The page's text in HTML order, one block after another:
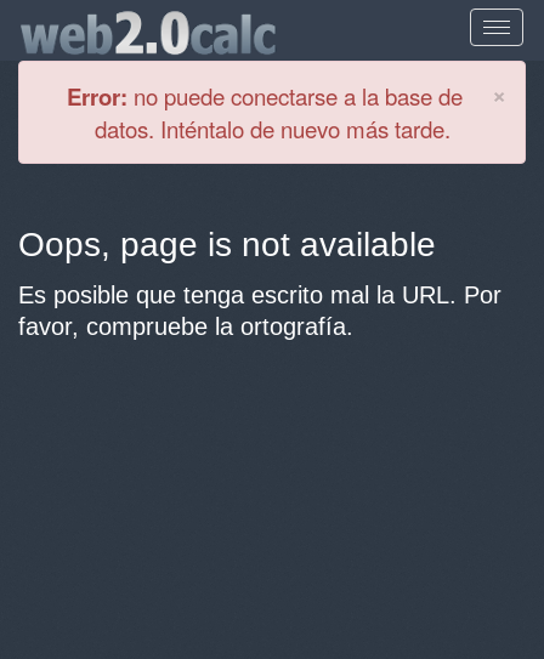
×
Error: no puede conectarse a la base de
datos. Inténtalo de nuevo más tarde.
Oops, page is not available
Es posible que tenga escrito mal la URL. Por
favor, compruebe la ortografía.